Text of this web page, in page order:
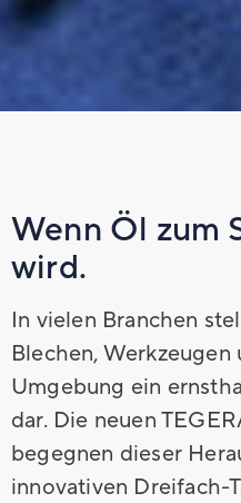
Wenn Öl zum
wird.
In vielen Branchen
Blechen,
Umgebung ein
dar. Die neuen
begegnen dieser
innovativen Dreifach-